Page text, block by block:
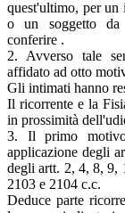
quest'ultimo, per un
o un soggetto da
conferire .
2. Avverso tale
affidato ad otto
Gli intimati hanno
Il ricorrente e la
in prossimità
3. Il primo
applicazione degli
degli artt. 2, 4, 8, 9,
2103 e 2104 c.c.
Deduce parte